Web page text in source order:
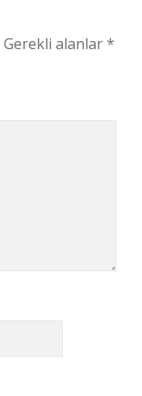
Gerekli alanlar*